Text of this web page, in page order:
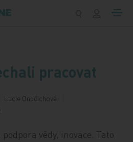
pracovat
Lucie Ondčichová
vědy, inovace. Tato